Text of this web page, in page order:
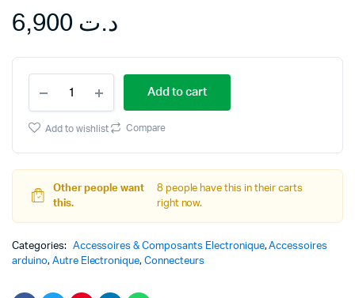
د.ت
40
Fils
Connexion
Mâle
Femelle
20
Add to cart
Add to wishlist Compare
Other people want
this.
8 people have this in their carts
right now.
Categories: Accessoires & Composants Electronique,Accessoires
arduino, Autre Electronique,Connecteurs